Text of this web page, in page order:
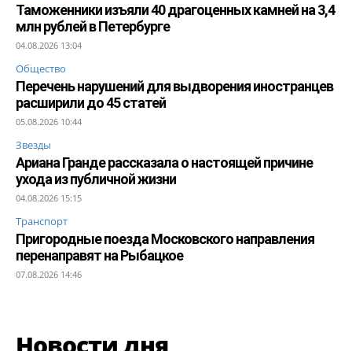
Таможенники изъяли 40 драгоценных камней на 3,4
млн рублей в Петербурге
04.08.2026 13:04
Общество
Перечень нарушений для выдворения иностранцев
расширили до 45 статей
05.08.2026 10:44
Звезды
Ариана Гранде рассказала о настоящей причине
ухода из публичной жизни
04.08.2026 15:15
Транспорт
Пригородные поезда Московского направления
перенаправят на Рыбацкое
07.08.2026 14:46